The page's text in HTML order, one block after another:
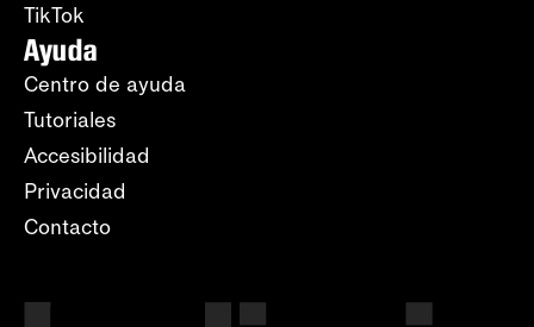
TikTok
Ayuda
Centro de ayuda
Tutoriales
Accesibilidad
Privacidad
Contacto